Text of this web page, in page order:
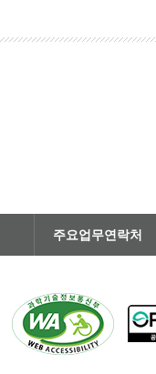
주요업무연락처